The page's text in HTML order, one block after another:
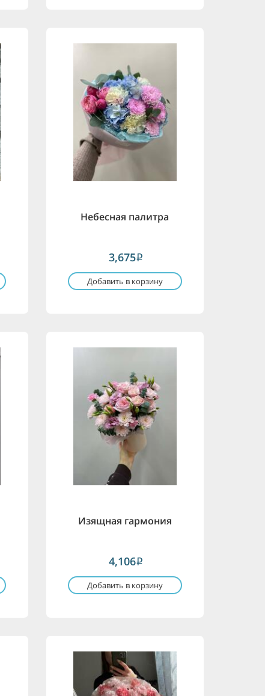
Небесная палитра
3,675i
Добавить в корзину
Изящная гармония
4,106i
Добавить в корзину